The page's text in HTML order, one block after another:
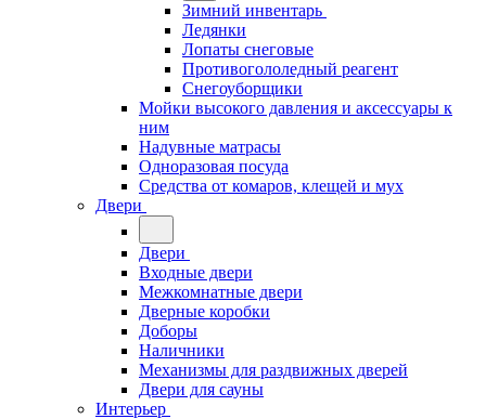
Зимний инвентарь
Ледянки
Лопаты снеговые
Противогололедный реагент
Снегоуборщики
Мойки высокого давления и аксессуары к
ним
Надувные матрасы
Одноразовая посуда
Средства от комаров, клещей и мух
Двери
Двери
Входные двери
Межкомнатные двери
Дверные коробки
Доборы
Наличники
Механизмы для раздвижных дверей
Двери для сауны
Интерьер